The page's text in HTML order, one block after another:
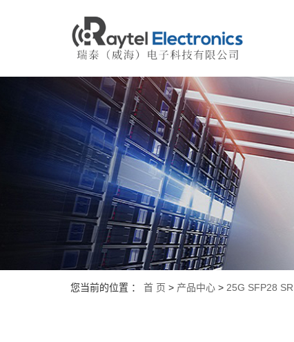
您当前的位置 ： 首 页 > 产品中心 > 25G SFP28 SR